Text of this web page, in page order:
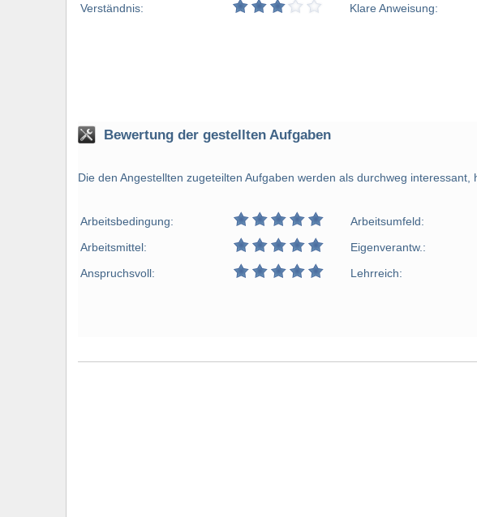
Verständnis:
Klare Anweisung:
Bewertung der gestellten Aufgaben
Die den Angestellten zugeteilten Aufgaben werden als durchweg
Arbeitsbedingung: Arbeitsumfeld:
Arbeitsmittel:
Eigenverantw.:
Anspruchsvoll:
Lehrreich: